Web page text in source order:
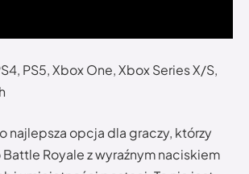
PS5, Xbox One, Xbox Series X/S,
najlepsza opcja dla graczy, którzy
Royale z wyraźnym naciskiem